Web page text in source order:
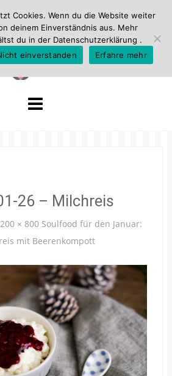
26 – Milchreis
× 800 Soulfood für den Januar:
mit Beerenkompott
Cookies. Wenn du die Website weiter
deinem Einverständnis aus. Mehr
du in der Datenschutzerklärung .
einverstanden Erfahre mehr